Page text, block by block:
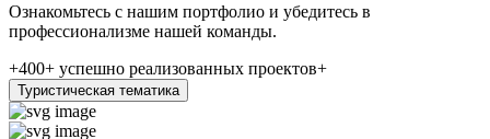
Ознакомьтесь с нашим портфолио и убедитесь в
профессионализме нашей команды.
+400+ успешно реализованных проектов+
Туристическая тематика